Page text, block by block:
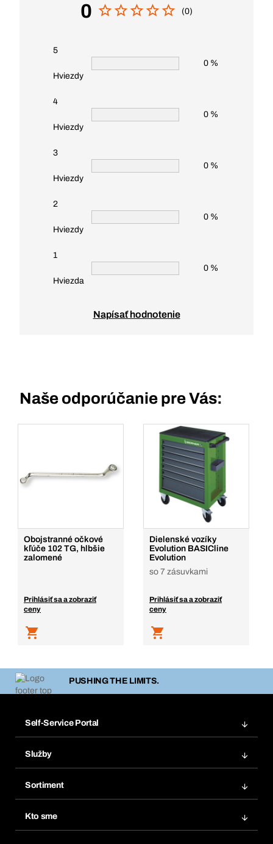
0 (0)
5
Hviezdy
0 %
4
Hviezdy
0 %
3
Hviezdy
0 %
2
Hviezdy
0 %
1
Hviezda
0 %
Napísať hodnotenie
Naše odporúčanie pre Vás:
Obojstranné očkové
kľúče 102 TG, hlbšie
zalomené
Prihlásiť sa a zobraziť
ceny
Dielenské vozíky
Evolution BASICline
Evolution
so 7 zásuvkami
Prihlásiť sa a zobraziť
ceny
PUSHING THE LIMITS.
Self-Service Portal
Obľúbené
Opakované objednávky
Predplatné
Služby
Chemická databáza
eProcurement
Sortiment
Kto sme